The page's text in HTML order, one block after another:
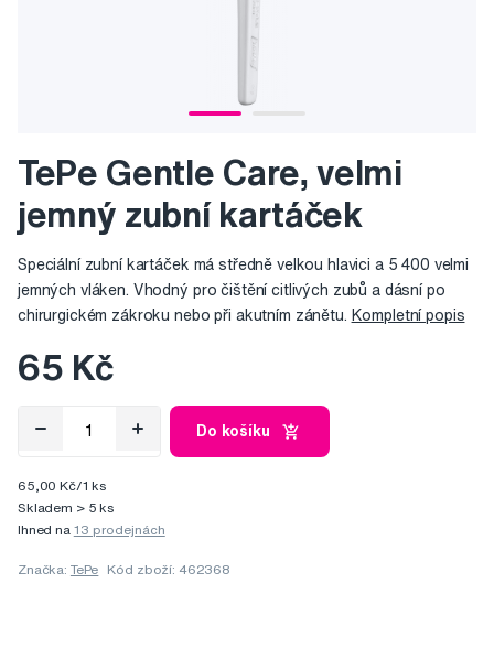
TePe Gentle Care, velmi
jemný zubní kartáček
Speciální zubní kartáček má středně velkou hlavici a 5 400 velmi
jemných vláken. Vhodný pro čištění citlivých zubů a dásní po
chirurgickém zákroku nebo při akutním zánětu. Kompletní popis
65 Kč
Do košíku
65,00 Kč/1 ks
Skladem > 5 ks
Ihned na 13 prodejnách
Značka: TePe Kód zboží: 462368